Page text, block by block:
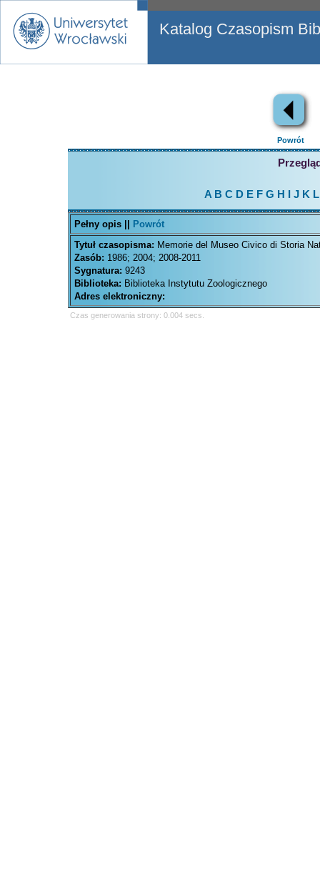
Katalog Czasopism
Powrót
A B C D EFG H J K L
Pełny opis ||
Powrót
Tytuł czasopisma: Memorie del Museo Civico di Storia
Zasób: 1986; 2004; 2008-2011
Sygnatura: 9243
Biblioteka: Biblioteka Instytutu Zoologicznego
Adres elektroniczny:
Czas generowania strony: 0.004 secs.